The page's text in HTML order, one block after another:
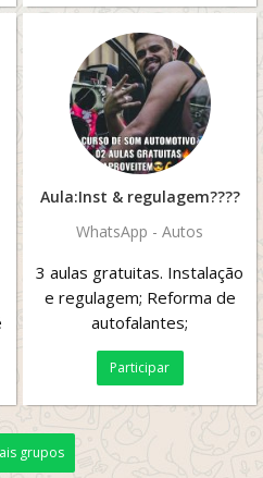
Aula:Inst & regulagem????
WhatsApp - Autos
3 aulas gratuitas. Instalação
e regulagem; Reforma de
autofalantes;
Madeiramento; Aproveitee
?
Participar
grupos